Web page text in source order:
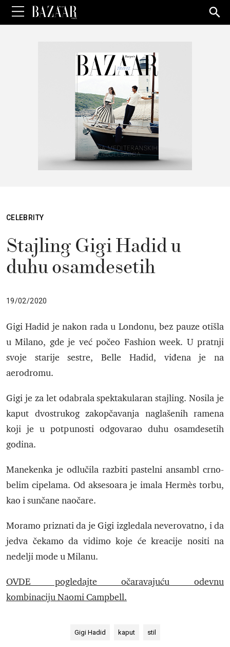
for:
CELEBRITY
Stajling Gigi Hadid u
duhu osamdesetih
19/02/2020
Gigi Hadid je nakon rada u Londonu, bez pauze otišla
u Milano, gde je već počeo Fashion week. U pratnji
svoje starije sestre, Belle Hadid, viđena je na
aerodromu.
Gigi je za let odabrala spektakularan stajling. Nosila je
kaput dvostrukog zakopčavanja naglašenih ramena
koji je u potpunosti odgovarao duhu osamdesetih
godina.
Manekenka je odlučila razbiti pastelni ansambl crno-
belim cipelama. Od aksesoara je imala Hermès torbu,
kao i sunčane naočare.
Moramo priznati da je Gigi izgledala neverovatno, i da
jedva čekamo da vidimo koje će kreacije nositi na
nedelji mode u Milanu.
OVDE pogledajte očaravajuću odevnu
kombinaciju Naomi Campbell.
Gigi Hadid kaput stil